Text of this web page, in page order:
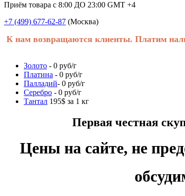
Приём товара с 8:00 ДО 23:00 GMT +4
+7 (499) 677-62-87 (Москва)
К нам возвращаются клиенты. Платим
Золото - 0 руб/г
Платина - 0 руб/г
Палладий- 0 руб/г
Серебро - 0 руб/г
Тантал 195$ за 1 кг
Первая честная скупка
Цены на сайте, не